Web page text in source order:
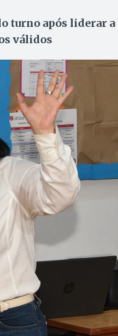
turno após liderar a
válidos